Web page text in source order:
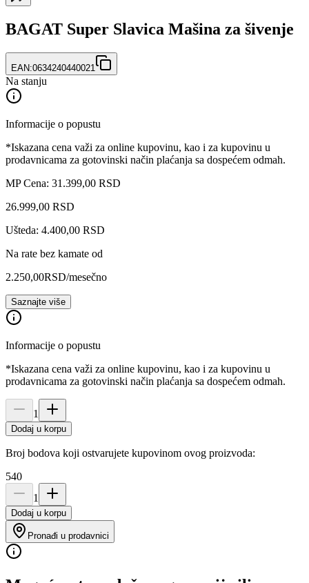
BAGAT Super Slavica Mašina za šivenje
EAN:0634240440021
Na stanju
Informacije o popustu
*Iskazana cena važi za online kupovinu, kao i za kupovinu u
prodavnicama za gotovinski način plaćanja sa dospećem odmah.
MP Cena: 31.399,00 RSD
26.999,00 RSD
Ušteda: 4.400,00 RSD
Na rate bez kamate od
2.250,00RSD/mesečno
Saznajte više
Informacije o popustu
*Iskazana cena važi za online kupovinu, kao i za kupovinu u
prodavnicama za gotovinski način plaćanja sa dospećem odmah.
1
Dodaj u korpu
Broj bodova koji ostvarujete kupovinom ovog proizvoda:
540
1
Dodaj u korpu
Pronađi u prodavnici